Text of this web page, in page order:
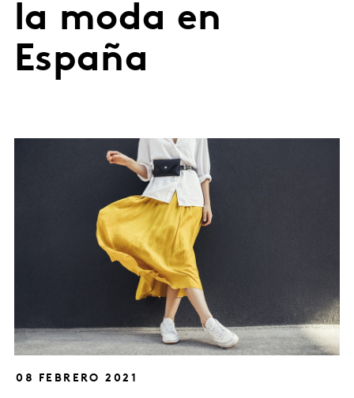
la moda en
España
08 FEBRERO 2021